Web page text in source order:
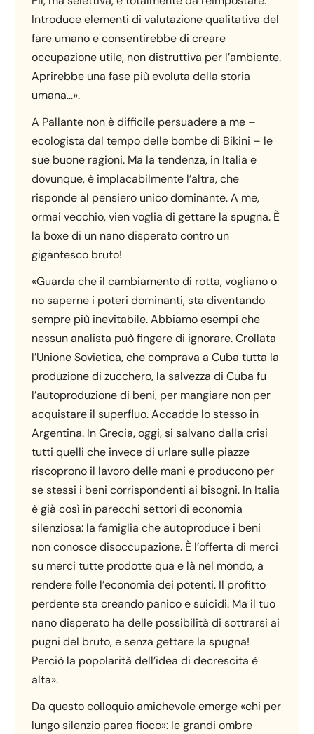
Introduce elementi di valutazione qualitativa del
fare umano e consentirebbe di creare
occupazione utile, non distruttiva per l’ambiente.
Aprirebbe una fase più evoluta della storia
umana…».
A Pallante non è difficile persuadere a me –
ecologista dal tempo delle bombe di Bikini – le
sue buone ragioni. Ma la tendenza, in Italia e
dovunque, è implacabilmente l’altra, che
risponde al pensiero unico dominante. A me,
ormai vecchio, vien voglia di gettare la spugna. È
la boxe di un nano disperato contro un
gigantesco bruto!
«Guarda che il cambiamento di rotta, vogliano o
no saperne i poteri dominanti, sta diventando
sempre più inevitabile. Abbiamo esempi che
nessun analista può fingere di ignorare. Crollata
l’Unione Sovietica, che comprava a Cuba tutta la
produzione di zucchero, la salvezza di Cuba fu
l’autoproduzione di beni, per mangiare non per
acquistare il superfluo. Accadde lo stesso in
Argentina. In Grecia, oggi, si salvano dalla crisi
tutti quelli che invece di urlare sulle piazze
riscoprono il lavoro delle mani e producono per
se stessi i beni corrispondenti ai bisogni. In Italia
è già così in parecchi settori di economia
silenziosa: la famiglia che autoproduce i beni
non conosce disoccupazione. È l’offerta di merci
su merci tutte prodotte qua e là nel mondo, a
rendere folle l’economia dei potenti. Il profitto
perdente sta creando panico e suicidi. Ma il tuo
nano disperato ha delle possibilità di sottrarsi ai
pugni del bruto, e senza gettare la spugna!
Perciò la popolarità dell’idea di decrescita è
alta».
Da questo colloquio amichevole emerge «chi per
lungo silenzio parea fioco»: le grandi ombre